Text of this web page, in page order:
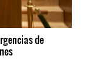
de